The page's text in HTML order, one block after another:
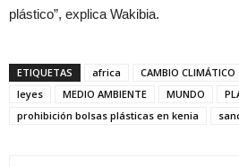
plástico”, explica Wakibia.
ETIQUETAS africa CAMBIO CLIMÁTICO
leyes
MEDIO AMBIENTE MUNDO
prohibición bolsas plásticas en kenia